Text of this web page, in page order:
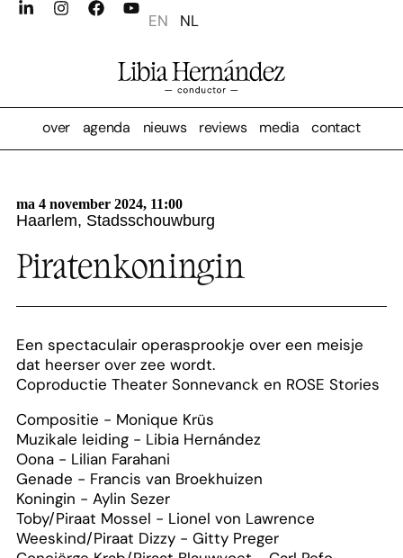
EN NL
over agenda nieuws reviews media contact
ma 4 november 2024, 11:00
Haarlem, Stadsschouwburg
Piratenkoningin
Een spectaculair operasprookje over een meisje
dat heerser over zee wordt.
Coproductie Theater Sonnevanck en ROSE Stories
Compositie - Monique Krüs
Muzikale leiding - Libia Hernández
Oona - Lilian Farahani
Genade - Francis van Broekhuizen
Koningin - Aylin Sezer
Toby/Piraat Mossel - Lionel von Lawrence
Weeskind/Piraat Dizzy - Gitty Preger